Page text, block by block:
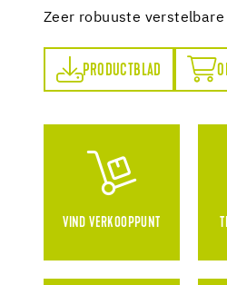
Zeer robuuste
PRODUCTBLAD
ONLINE BESTELLEN
VIND VERKOOPPUNT